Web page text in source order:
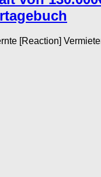
[Reaction]